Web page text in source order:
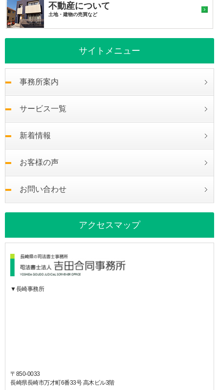
不動産について
土地・建物の売買など
サイトメニュー
事務所案内
サービス一覧
新着情報
お客様の声
お問い合わせ
アクセスマップ
▼長崎事務所
〒850-0033
長崎県長崎市万才町6番33号 高木ビル3階